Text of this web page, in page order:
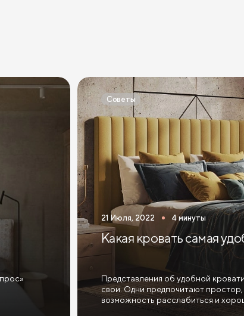
шириной 90 см Кровати шириной 120 см
Высокие кровати Низкие кровати
см (для маленькой комнаты)
Кровати 140х190 см Кровати 160х190
Кровати 120х200 см Кровати 140х200 см
Кровати с подъемным механизмом Кровати для
с подъемным механизмом и ящиками
Советы
21 Июля, 2022 4 минуты
Какая кровать самая
Представления об удобной
свои. Одни предпочитают простор,
возможность расслабиться и